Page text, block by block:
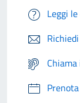
Leggi